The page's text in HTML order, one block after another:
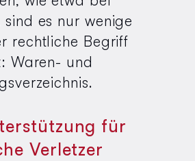
es nur wenige
rechtliche Begriff
Waren- und
für
Verletzer